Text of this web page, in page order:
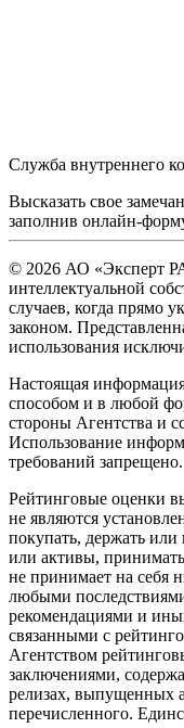
Служба внутреннего
Высказать свое
заполнив онлайн-
© 2026 АО «Эксперт
интеллектуальной
случаев, когда прямо
законом.
использования
Настоящая
способом и в любой
стороны Агентства и
Использование
требований запрещено.
Рейтинговые оценки
не являются
покупать, держать
или активы,
не принимает на себя
любыми
рекомендациями и
связанными с
Агентством
заключениями,
релизах, выпущенных
перечисленного.